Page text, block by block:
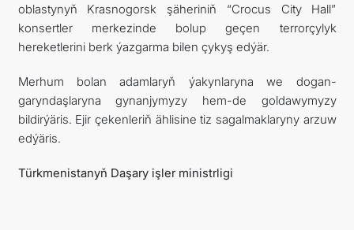
oblastynyň Krasnogorsk şäheriniň “Crocus City Hall”
konsertler merkezinde bolup geçen terrorçylyk
hereketlerini berk ýazgarma bilen çykyş edýär.
Merhum bolan adamlaryň ýakynlaryna we dogan-
garyndaşlaryna gynanjymyzy hem-de goldawymyzy
bildirýäris. Ejir çekenleriň ählisine tiz sagalmaklaryny arzuw
edýäris.
Türkmenistanyň Daşary işler ministrligi